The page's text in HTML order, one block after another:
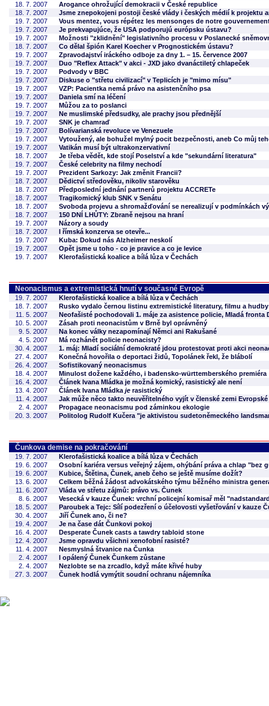
18. 7. 2007
Arogance ohrožující demokracii v České republice
18. 7. 2007
Jsme znepokojeni postoji české vlády i českých médií k projektu
19. 7. 2007
Vous mentez, vous répétez les mensonges de notre
19. 7. 2007
Je prekvapujúce, že USA podporujú európsku ústavu?
19. 7. 2007
Možnosti "zklidnění" legislativního procesu v Poslanecké
18. 7. 2007
Co dělal špión Karel Koecher v Prognostickém ústavu?
19. 7. 2007
Zpravodajství iráckého odboje za dny 1. – 15. července 2007
19. 7. 2007
Duo "Reflex Attack" v akci - JXD jako dvanáctiletý chlapeček
19. 7. 2007
Podvody v BBC
19. 7. 2007
Diskuse o "střetu civilizací" v Teplicích je "mimo mísu"
19. 7. 2007
VZP: Pacientka nemá právo na asistenčního psa
19. 7. 2007
Daniela smí na léčení
19. 7. 2007
Můžou za to poslanci
19. 7. 2007
Ne muslimské předsudky, ale prachy jsou přednější
19. 7. 2007
SNK je chamraď
19. 7. 2007
Bolívarianská revoluce ve Venezuele
19. 7. 2007
Vytoužený, ale bohužel mylný pocit bezpečnosti, aneb Co můj
19. 7. 2007
Vatikán musí být ultrakonzervativní
18. 7. 2007
Je třeba vědět, kde stojí Poselství a kde "sekundární literatura"
19. 7. 2007
České celebrity na filmy nechodí
19. 7. 2007
Prezident Sarkozy: Jak změnit Francii?
18. 7. 2007
Dědictví středověku, nikoliv starověku
18. 7. 2007
Předposlední jednání partnerů projektu ACCRETe
18. 7. 2007
Tragikomický klub SNK v Senátu
18. 7. 2007
Svoboda projevu a shromažďování se nerealizují v podmínkách
18. 7. 2007
150 DNÍ LHŮTY: Zbraně nejsou na hraní
19. 7. 2007
Názory a soudy
18. 7. 2007
I římská konzerva se otevře...
19. 7. 2007
Kuba: Dokud nás Alzheimer neskolí
19. 7. 2007
Opět jsme u toho - co je pravice a co je levice
19. 7. 2007
Klerofašistická koalice a bílá lůza v Čechách
Neonacismus a extremistická hnutí v současné Evropě
19. 7. 2007
Klerofašistická koalice a bílá lůza v Čechách
18. 7. 2007
Rusko vydalo černou listinu extremistické literatury, filmu a hudby
11. 5. 2007
Neofašisté pochodovali 1. máje za asistence policie, Mladá fronta
10. 5. 2007
Zásah proti neonacistům v Brně byl oprávněný
9. 5. 2007
Na konec války nezapomínají Němci ani Rakušané
4. 5. 2007
Má rozhánět policie neonacisty?
30. 4. 2007
1. máj: Mladí sociální demokraté jdou protestovat proti akci
27. 4. 2007
Konečná hovořila o deportaci židů, Topolánek řekl, že blábolí
26. 4. 2007
Sofistikovaný neonacismus
18. 4. 2007
Minulost dožene každého, i badensko-württemberského premiéra
16. 4. 2007
Článek Ivana Mládka je možná komický, rasistický ale není
13. 4. 2007
Článek Ivana Mládka je rasistický
11. 4. 2007
Jak může něco takto neuvěřitelného vyjít v členské zemi
2. 4. 2007
Propagace neonacismu pod záminkou ekologie
20. 3. 2007
Politolog Rudolf Kučera "je aktivistou sudetoněmeckého
Čunkova demise na pokračování
19. 7. 2007
Klerofašistická koalice a bílá lůza v Čechách
19. 6. 2007
Osobní kariéra versus veřejný zájem, ohýbání práva a chlap "bez
19. 6. 2007
Kubice, Štětina, Čunek, aneb čeho se ještě musíme dožít?
13. 6. 2007
Celkem běžná žádost advokátského týmu běžného ministra
11. 6. 2007
Vláda ve střetu zájmů: právo vs. Čunek
8. 6. 2007
Vesecká v kauze Čunek: vrchní policejní komisař měl
18. 5. 2007
Paroubek a Tejc: Sílí podezření o účelovosti vyšetřování v kauze
30. 4. 2007
Jiří Čunek ano, či ne?
19. 4. 2007
Je na čase dát Čunkovi pokoj
16. 4. 2007
Desperate Čunek casts a tawdry tabloid stone
12. 4. 2007
Jsme opravdu všichni xenofobní rasisté?
11. 4. 2007
Nesmyslná štvanice na Čunka
2. 4. 2007
I opálený Čunek Čunkem zůstane
2. 4. 2007
Nezlobte se na zrcadlo, když máte křivé huby
27. 3. 2007
Čunek hodlá vymýtit soudní ochranu nájemníka